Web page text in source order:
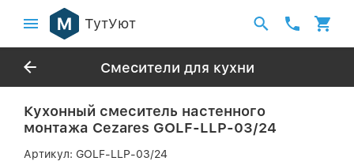
ТутУют
Смесители для кухни
Кухонный смеситель настенного
монтажа Cezares GOLF-LLP-03/24
Артикул: GOLF-LLP-03/24